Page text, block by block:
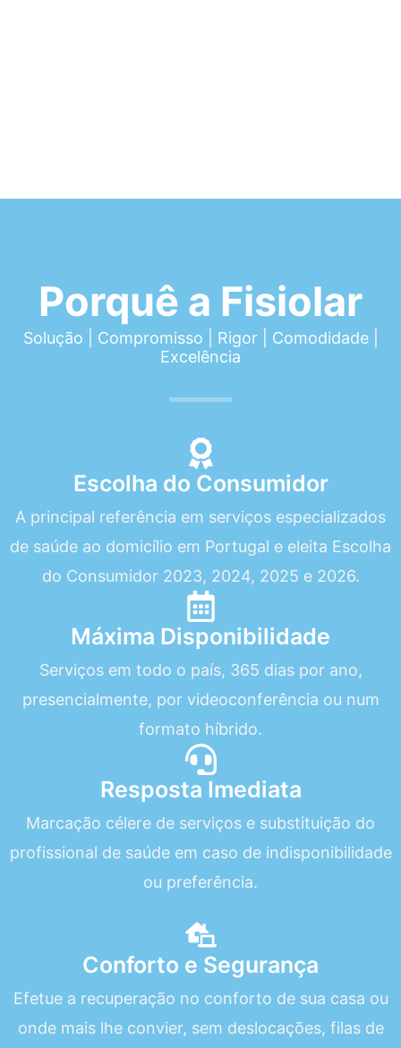
Porquê a Fisiolar
Solução | Compromisso | Rigor | Comodidade |
Excelência
Escolha do Consumidor
A principal referência em serviços especializados
de saúde ao domicílio em Portugal e eleita Escolha
do Consumidor 2023, 2024, 2025 e 2026.
Máxima Disponibilidade
Serviços em todo o país, 365 dias por ano,
presencialmente, por videoconferência ou num
formato híbrido.
Resposta Imediata
Marcação célere de serviços e substituição do
profissional de saúde em caso de indisponibilidade
ou preferência.
Conforto e Segurança
Efetue a recuperação no conforto de sua casa ou
onde mais lhe convier, sem deslocações, filas de